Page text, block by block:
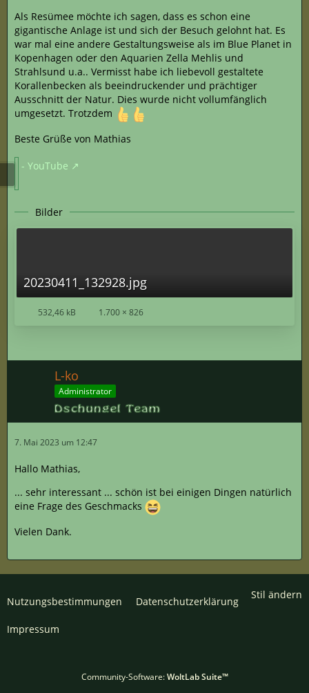
Als Resümee möchte ich sagen, dass es schon eine
gigantische Anlage ist und sich der Besuch gelohnt hat. Es
war mal eine andere Gestaltungsweise als im Blue Planet in
Kopenhagen oder den Aquarien Zella Mehlis und
Strahlsund u.a.. Vermisst habe ich liebevoll gestaltete
Korallenbecken als beeindruckender und prächtiger
Ausschnitt der Natur. Dies wurde nicht vollumfänglich
umgesetzt. Trotzdem
Beste Grüße von Mathias
- YouTube
Bilder
20230411_132928.jpg
532,46 kB 1.700 × 826
L-ko
Administrator
7. Mai 2023 um 12:47
Hallo Mathias,
... sehr interessant ... schön ist bei einigen Dingen natürlich
eine Frage des Geschmacks
Vielen Dank.
Stil ändern
Nutzungsbestimmungen Datenschutzerklärung
Impressum
Community-Software:WoltLab Suite™